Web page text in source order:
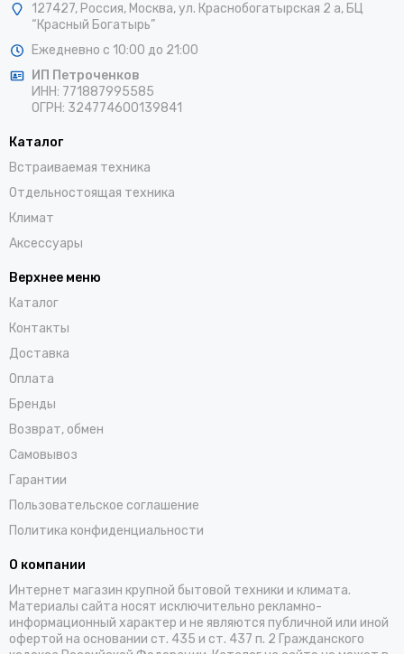
127427, Россия, Москва,ул. Краснобогатырская 2 а, БЦ
“Красный Богатырь”
Ежедневно с 10:00 до 21:00
ИП Петроченков
ИНН: 771887995585
ОГРН: 324774600139841
Каталог
Встраиваемая техника
Отдельностоящая техника
Климат
Аксессуары
Верхнее меню
Каталог
Контакты
Доставка
Оплата
Бренды
Возврат, обмен
Самовывоз
Гарантии
Пользовательское соглашение
Политика конфиденциальности
О компании
Интернет магазин крупной бытовой техники и климата.
Материалы сайта носят исключительно рекламно-
информационный характер и не являются публичной или иной
офертой на основании ст. 435 и ст. 437 п. 2 Гражданского